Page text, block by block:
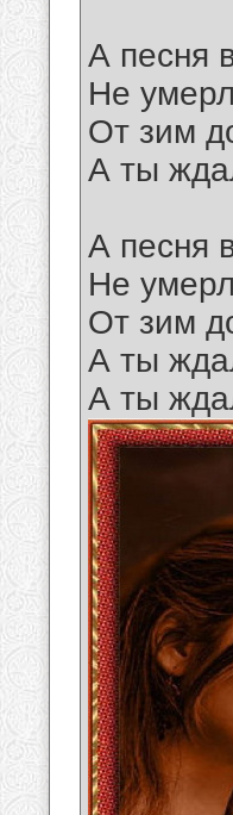
А песня
Не
От зим
А ты
А песня
Не
От зим
А ты
А ты